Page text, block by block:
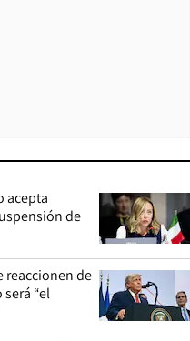
acepta
de
reaccionen de
“el